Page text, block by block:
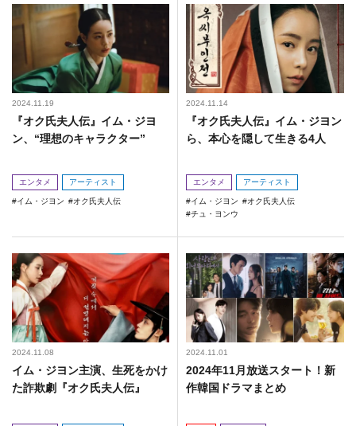
2024.11.19
『オク氏夫人伝』イム・ジヨ
ン、“理想のキャラクター”
エンタメ アーティスト
イム・ジヨン オク氏夫人伝
2024.11.14
『オク氏夫人伝』イム・ジヨン
ら、本心を隠して生きる4人
エンタメ アーティスト
イム・ジヨン
オク氏夫人伝
チュ・ヨンウ
2024.11.08
イム・ジヨン主演、生死をかけ
た詐欺劇『オク氏夫人伝』
2024.11.01
2024年11月放送スタート！新
作韓国ドラマまとめ